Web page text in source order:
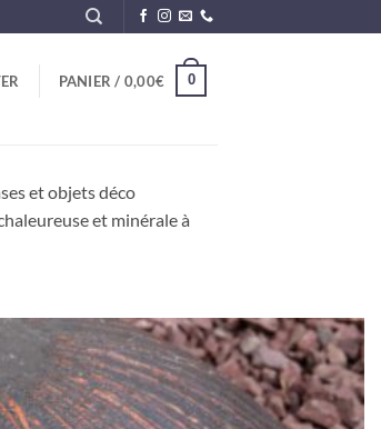
PANIER / 0,00€ 0
et objets déco
et minérale à